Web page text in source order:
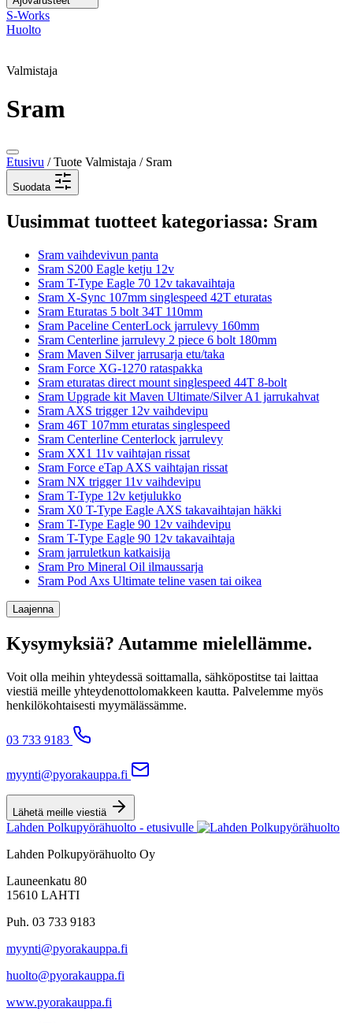
S-Works
Huolto
Valmistaja
Sram
Etusivu / Tuote Valmistaja / Sram
Suodata
Uusimmat tuotteet kategoriassa: Sram
Sram vaihdevivun panta
Sram S200 Eagle ketju 12v
Sram T-Type Eagle 70 12v takavaihtaja
Sram X-Sync 107mm singlespeed 42T eturatas
Sram Eturatas 5 bolt 34T 110mm
Sram Paceline CenterLock jarrulevy 160mm
Sram Centerline jarrulevy 2 piece 6 bolt 180mm
Sram Maven Silver jarrusarja etu/taka
Sram Force XG-1270 rataspakka
Sram eturatas direct mount singlespeed 44T 8-bolt
Sram Upgrade kit Maven Ultimate/Silver A1 jarrukahvat
Sram AXS trigger 12v vaihdevipu
Sram 46T 107mm eturatas singlespeed
Sram Centerline Centerlock jarrulevy
Sram XX1 11v vaihtajan rissat
Sram Force eTap AXS vaihtajan rissat
Sram NX trigger 11v vaihdevipu
Sram T-Type 12v ketjulukko
Sram X0 T-Type Eagle AXS takavaihtajan häkki
Sram T-Type Eagle 90 12v vaihdevipu
Sram T-Type Eagle 90 12v takavaihtaja
Sram jarruletkun katkaisija
Sram Pro Mineral Oil ilmaussarja
Sram Pod Axs Ultimate teline vasen tai oikea
Laajenna
Kysymyksiä? Autamme mielellämme.
Voit olla meihin yhteydessä soittamalla, sähköpostitse tai laittaa
viestiä meille yhteydenottolomakkeen kautta. Palvelemme myös
henkilökohtaisesti myymälässämme.
03 733 9183
myynti@pyorakauppa.fi
Lähetä meille viestiä
Lahden Polkupyörähuolto - etusivulle
Lahden Polkupyörähuolto Oy
Launeenkatu 80
15610 LAHTI
Puh. 03 733 9183
myynti@pyorakauppa.fi
huolto@pyorakauppa.fi
www.pyorakauppa.fi